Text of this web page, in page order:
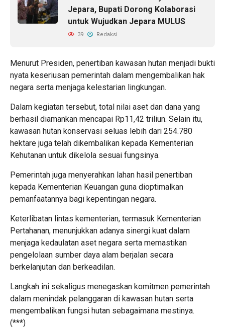
Jepara, Bupati Dorong Kolaborasi
untuk Wujudkan Jepara MULUS
39 Redaksi
Menurut Presiden, penertiban kawasan hutan menjadi bukti
nyata keseriusan pemerintah dalam mengembalikan hak
negara serta menjaga kelestarian lingkungan.
Dalam kegiatan tersebut, total nilai aset dan dana yang
berhasil diamankan mencapai Rp11,42 triliun. Selain itu,
kawasan hutan konservasi seluas lebih dari 254.780
hektare juga telah dikembalikan kepada Kementerian
Kehutanan untuk dikelola sesuai fungsinya.
Pemerintah juga menyerahkan lahan hasil penertiban
kepada Kementerian Keuangan guna dioptimalkan
pemanfaatannya bagi kepentingan negara.
Keterlibatan lintas kementerian, termasuk Kementerian
Pertahanan, menunjukkan adanya sinergi kuat dalam
menjaga kedaulatan aset negara serta memastikan
pengelolaan sumber daya alam berjalan secara
berkelanjutan dan berkeadilan.
Langkah ini sekaligus menegaskan komitmen pemerintah
dalam menindak pelanggaran di kawasan hutan serta
mengembalikan fungsi hutan sebagaimana mestinya.
(***)